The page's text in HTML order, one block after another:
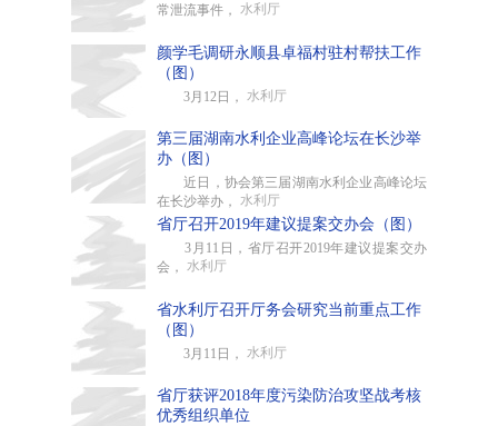
常泄流事件， 水利厅
颜学毛调研永顺县卓福村驻村帮扶工作
（图）
3月12日， 水利厅
第三届湖南水利企业高峰论坛在长沙举
办（图）
近日，协会第三届湖南水利企业高峰论坛
在长沙举办， 水利厅
省厅召开2019年建议提案交办会（图）
3月11日，省厅召开2019年建议提案交办
会， 水利厅
省水利厅召开厅务会研究当前重点工作
（图）
3月11日， 水利厅
省厅获评2018年度污染防治攻坚战考核
优秀组织单位